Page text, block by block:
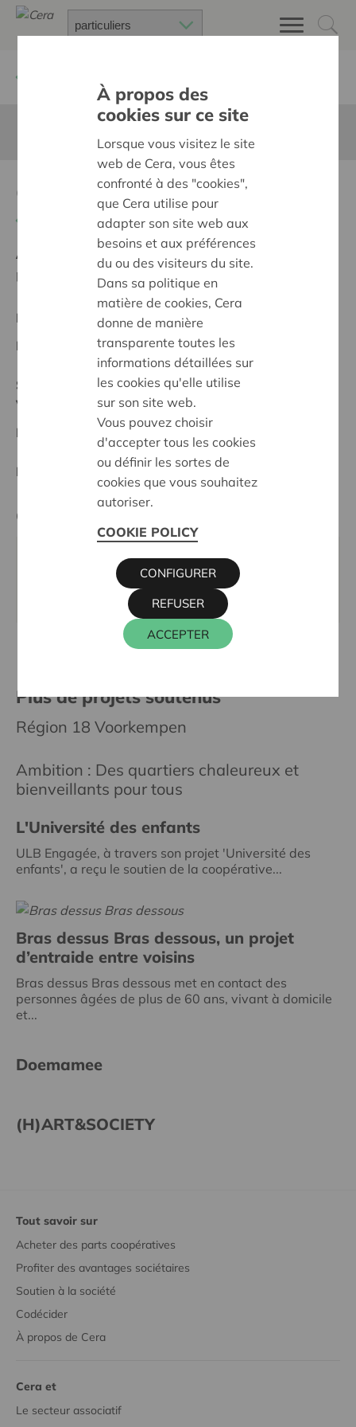
Groeien in het groen
Ambition:
Des quartiers chaleureux et bienveillants
pour tous
Projet régional
Date de début:04/11/2025
Statut:
Voorkempen
Date de décision:
04/11/2025
Décision: Approuvé
Cera contact
KRIS DEBRUYNE
016 27 96 74
kris.debruyne@cera.coop
Plus de projets soutenus
Région 18 Voorkempen
Ambition : Des quartiers chaleureux et
bienveillants pour tous
L'Université des enfants
ULB Engagée, à travers son projet 'Université des
enfants', a reçu le soutien de la coopérative...
Bras dessus Bras dessous, un projet
d’entraide entre voisins
Bras dessus Bras dessous met en contact des
personnes âgées de plus de 60 ans, vivant à domicile
et...
Doemamee
(H)ART&SOCIETY
Tout savoir sur
Acheter des parts coopératives
Profiter des avantages sociétaires
Soutien à la société
Codécider
À propos de Cera
Cera et
Le secteur associatif
À propos des
cookies sur ce site
Lorsque vous visitez le site
web de Cera, vous êtes
confronté à des "cookies",
que Cera utilise pour
adapter son site web aux
besoins et aux préférences
du ou des visiteurs du site.
Dans sa politique en
matière de cookies, Cera
donne de manière
transparente toutes les
informations détaillées sur
les cookies qu'elle utilise
sur son site web.
Vous pouvez choisir
d'accepter tous les cookies
ou définir les sortes de
cookies que vous souhaitez
autoriser.
COOKIE POLICY
ACCEPTER
REFUSER
CONFIGURER